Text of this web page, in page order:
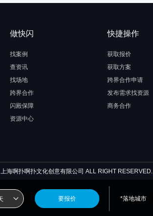
做快闪
找案例
查资讯
找场地
跨界合作
闪殿保障
资源中心
快捷操作
获取报价
获取方案
跨界合作申请
发布需求找资源
商务合作
上海啊扑啊扑文化创意有限公司 ALL RIGHT RESERVED.
要报价 *落地城市